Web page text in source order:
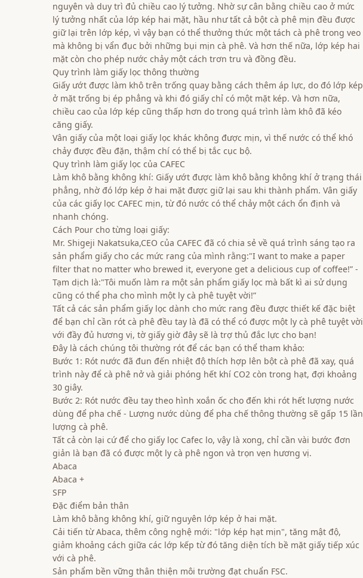
nguyên và duy trì đủ chiều cao lý tưởng. Nhờ sự cân bằng chiều cao ở mức
lý tưởng nhất của lớp kép hai mặt, hầu như tất cả bột cà phê mịn đều được
giữ lại trên lớp kép, vì vậy bạn có thể thưởng thức một tách cà phê trong veo
mà không bị vẩn đục bởi những bụi mịn cà phê. Và hơn thế nữa, lớp kép hai
mặt còn cho phép nước chảy một cách trơn tru và đồng đều.
Quy trình làm giấy lọc thông thường
Giấy ướt được làm khô trên trống quay bằng cách thêm áp lực, do đó lớp kép
ở mặt trống bị ép phẳng và khi đó giấy chỉ có một mặt kép. Và hơn nữa,
chiều cao của lớp kép cũng thấp hơn do trong quá trình làm khô đã kéo
căng giấy.
Vân giấy của một loại giấy lọc khác không được mịn, vì thế nước có thể khó
chảy được đều đặn, thậm chí có thể bị tắc cục bộ.
Quy trình làm giấy lọc của CAFEC
Làm khô bằng không khí: Giấy ướt được làm khô bằng không khí ở trạng thái
phẳng, nhờ đó lớp kép ở hai mặt được giữ lại sau khi thành phẩm. Vân giấy
của các giấy lọc CAFEC mịn, từ đó nước có thể chảy một cách ổn định và
nhanh chóng.
Cách Pour cho từng loại giấy:
Mr. Shigeji Nakatsuka,CEO của CAFEC đã có chia sẻ về quá trình sáng tạo ra
sản phẩm giấy cho các mức rang của mình rằng:"I want to make a paper
filter that no matter who brewed it, everyone get a delicious cup of coffee!” -
Tạm dịch là:"Tôi muốn làm ra một sản phẩm giấy lọc mà bất kì ai sử dụng
cũng có thể pha cho mình một ly cà phê tuyệt vời!”
Tất cả các sản phẩm giấy lọc dành cho mức rang đều được thiết kế đặc biệt
để bạn chỉ cần rót cà phê đều tay là đã có thể có được một ly cà phê tuyệt vời
với đầy đủ hương vị, tờ giấy giờ đây sẽ là trợ thủ đắc lực cho bạn!
Đây là cách chúng tôi thường rót để các bạn có thể tham khảo:
Bước 1: Rót nước đã đun đến nhiệt độ thích hợp lên bột cà phê đã xay, quá
trình này để cà phê nở và giải phóng hết khí CO2 còn trong hạt, đợi khoảng
30 giây.
Bước 2: Rót nước đều tay theo hình xoắn ốc cho đến khi rót hết lượng nước
dùng để pha chế - Lượng nước dùng để pha chế thông thường sẽ gấp 15 lần
lượng cà phê.
Tất cả còn lại cứ để cho giấy lọc Cafec lo, vậy là xong, chỉ cần vài bước đơn
giản là bạn đã có được một ly cà phê ngon và trọn vẹn hương vị.
Abaca
Abaca +
SFP
Đặc điểm bản thân
Làm khô bằng không khí, giữ nguyên lớp kép ở hai mặt.
Cải tiến từ Abaca, thêm công nghệ mới: "lớp kép hạt mịn", tăng mật độ,
giảm khoảng cách giữa các lớp kếp từ đó tăng diện tích bề mặt giấy tiếp xúc
với cà phê.
Sản phẩm bền vững thân thiện môi trường đạt chuẩn FSC.